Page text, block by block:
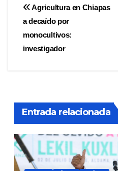
Navegación
de
entradas
Agricultura en Chiapas
a decaído por
monocultivos:
investigador
Entrada relacionada